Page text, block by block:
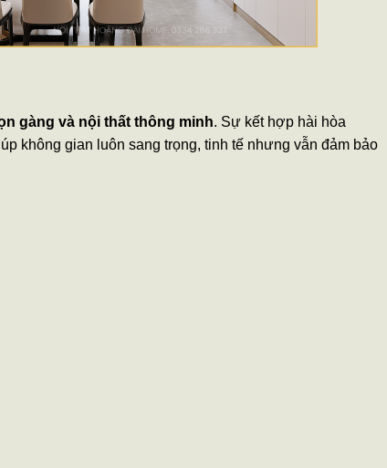
gàng và nội thất thông minh. Sự kết hợp hài hòa
không gian luôn sang trọng, tinh tế nhưng vẫn đảm bảo